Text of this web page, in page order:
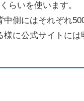
らいを使います。
中側にはそれぞれ
様に公式サイトには